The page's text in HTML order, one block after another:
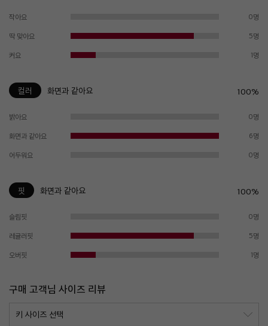
작아요 0명
딱 맞아요 5명
커요 1명
컬러 화면과 같아요 100%
밝아요 0명
화면과 같아요 6명
어두워요 0명
핏 화면과 같아요 100%
슬림핏 0명
레귤러핏 5명
오버핏 1명
구매 고객님 사이즈 리뷰